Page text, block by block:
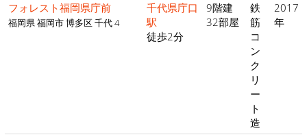
フォレスト福岡県庁前
福岡県 福岡市 博多区 千代 4
千代県庁口
駅
徒歩2分
9階建
32部屋
鉄
筋
コ
ン
ク
リ
ー
ト
造
2017
年